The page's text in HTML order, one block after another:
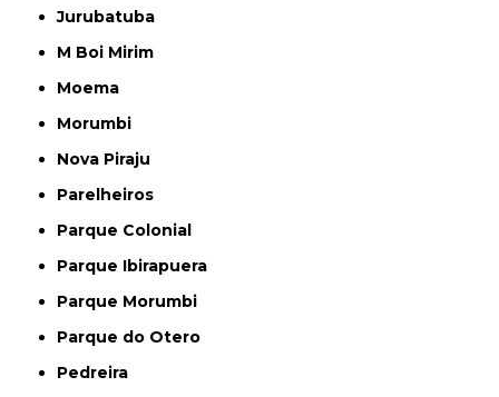
Jurubatuba
M Boi Mirim
Moema
Morumbi
Nova Piraju
Parelheiros
Parque Colonial
Parque Ibirapuera
Parque Morumbi
Parque do Otero
Pedreira